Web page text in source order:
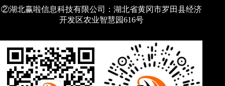
②湖北赢啦信息科技有限公司：湖北省黄冈市罗田县经济
开发区农业智慧园616号